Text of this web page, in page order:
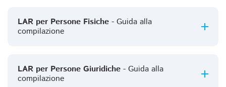
LAR per Persone Fisiche - Guida alla
compilazione
LAR per Persone Giuridiche - Guida alla
compilazione